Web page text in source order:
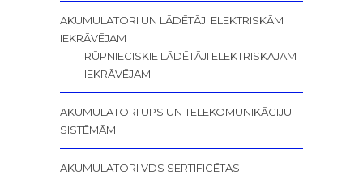
AKUMULATORI UN LĀDĒTĀJI ELEKTRISKĀM
IEKRĀVĒJAM
RŪPNIECISKIE LĀDĒTĀJI ELEKTRISKAJAM
IEKRĀVĒJAM
AKUMULATORI UPS UN TELEKOMUNIKĀCIJU
SISTĒMĀM
AKUMULATORI VDS SERTIFICĒTAS